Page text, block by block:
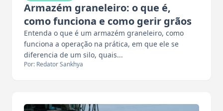
Armazém graneleiro: o que é,
como funciona e como gerir grãos
Entenda o que é um armazém graneleiro, como
funciona a operação na prática, em que ele se
diferencia de um silo, quais...
Por: Redator Sankhya